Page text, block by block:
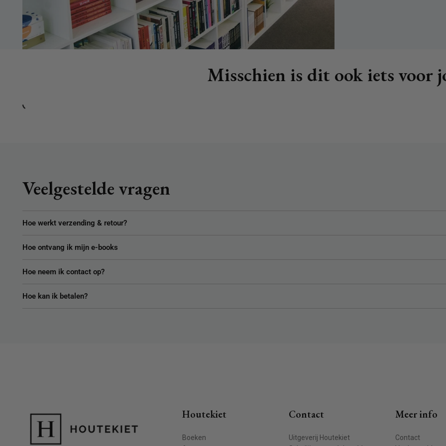
Misschien is dit ook iets voor
Veelgestelde vragen
Hoe werkt verzending & retour?
Hoe ontvang ik mijn e-books
Hoe neem ik contact op?
Hoe kan ik betalen?
Houtekiet
Boeken
Contact
Uitgeverij Houtekiet
Meer info
Contact